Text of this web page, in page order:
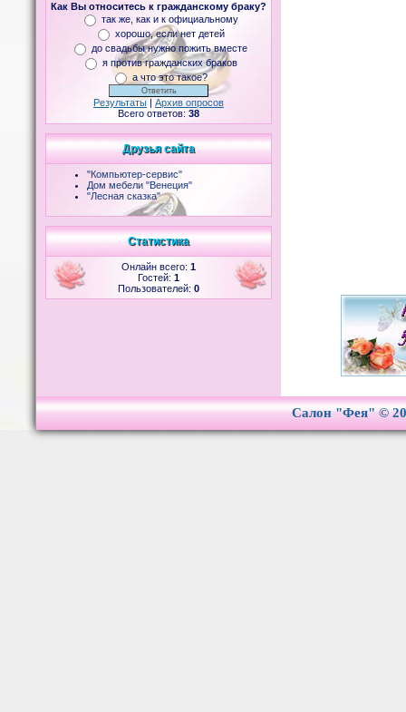
Как Вы относитесь к гражданскому браку?
так же, как и к официальному
хорошо, если нет детей
до свадьбы нужно пожить вместе
я против гражданских браков
а что это такое?
Результаты | Архив опросов
Всего ответов: 38
Друзья сайта
"Компьютер-сервис"
Дом мебели "Венеция"
"Лесная сказка"
Статистика
Онлайн всего: 1
Гостей: 1
Пользователей: 0
Салон "Фея" ©